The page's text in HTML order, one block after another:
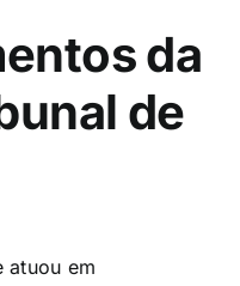
da
de
atuou em